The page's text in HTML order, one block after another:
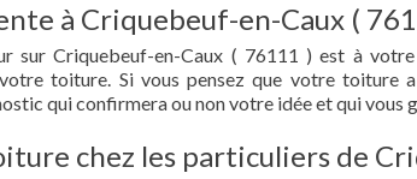
à Criquebeuf-en-Caux (
sur Criquebeuf-en-Caux ( 76111 ) est à
toiture. Si vous pensez que votre toiture
qui confirmera ou non votre idée et qui vous
chez les particuliers de